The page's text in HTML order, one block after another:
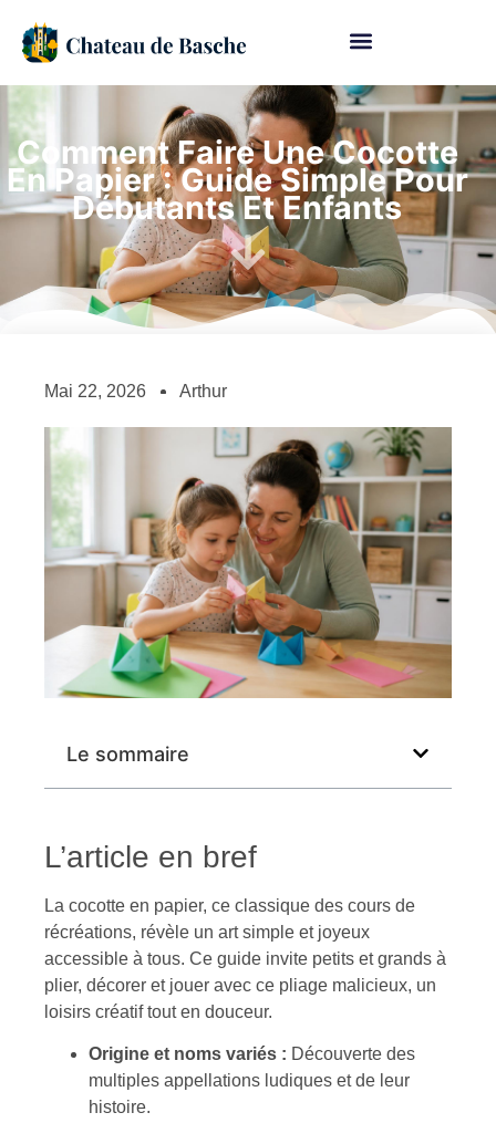
Comment Faire Une Cocotte
En Papier : Guide Simple Pour
Débutants Et Enfants
Mai 22, 2026 Arthur
Le sommaire
L’article en bref
La cocotte en papier, ce classique des cours de
récréations, révèle un art simple et joyeux
accessible à tous. Ce guide invite petits et grands à
plier, décorer et jouer avec ce pliage malicieux, un
loisirs créatif tout en douceur.
Origine et noms variés : Découverte des
multiples appellations ludiques et de leur
histoire.